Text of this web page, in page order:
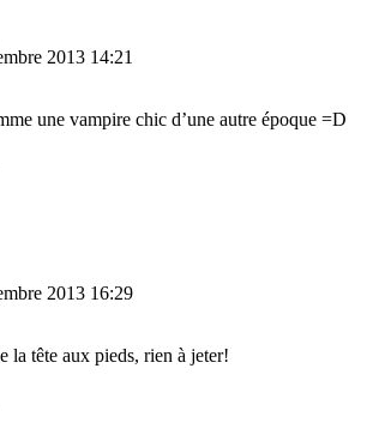
2013 14:21
une vampire chic d’une autre époque =D
2013 16:29
la tête aux pieds, rien à jeter!